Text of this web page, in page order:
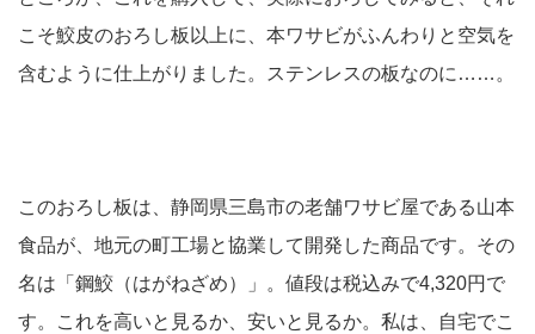
こそ鮫皮のおろし板以上に、本ワサビがふんわりと空気を
含むように仕上がりました。ステンレスの板なのに……。
このおろし板は、静岡県三島市の老舗ワサビ屋である山本
食品が、地元の町工場と協業して開発した商品です。その
名は「鋼鮫（はがねざめ）」。値段は税込みで4,320円で
す。これを高いと見るか、安いと見るか。私は、自宅でこ